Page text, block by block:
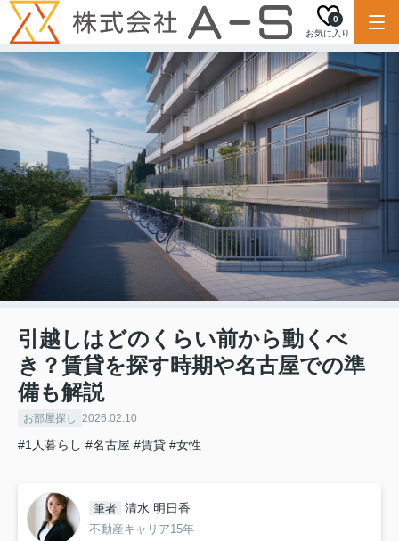
お気に入り
0
引越しはどのくらい前から動くべ
き？賃貸を探す時期や名古屋での準
備も解説
お部屋探し 2026.02.10
#1人暮らし #名古屋 #賃貸 #女性
筆者 清水 明日香
不動産キャリア15年